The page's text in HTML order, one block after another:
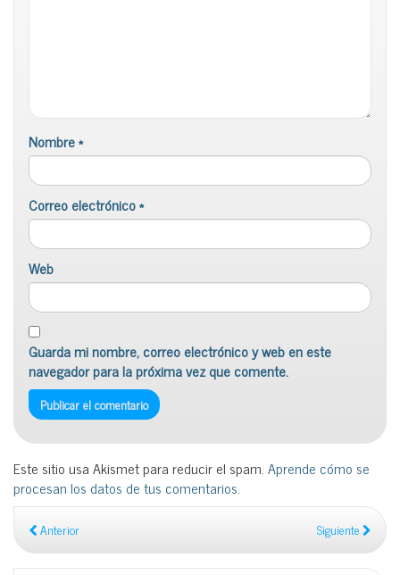
Nombre*
Correo electrónico*
Web
Guarda mi nombre, correo electrónico y web en este
navegador para la próxima vez que comente.
Este sitio usa Akismet para reducir el spam.Aprende cómo se
procesan los datos de tus comentarios.
Anterior Siguiente